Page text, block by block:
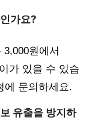
가요?
원에서
가 있을 수 있습
에 문의하세요.
유출을 방지하